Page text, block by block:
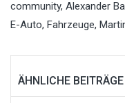
community, Alexander
E-Auto, Fahrzeuge,
ÄHNLICHE BEITRÄGE